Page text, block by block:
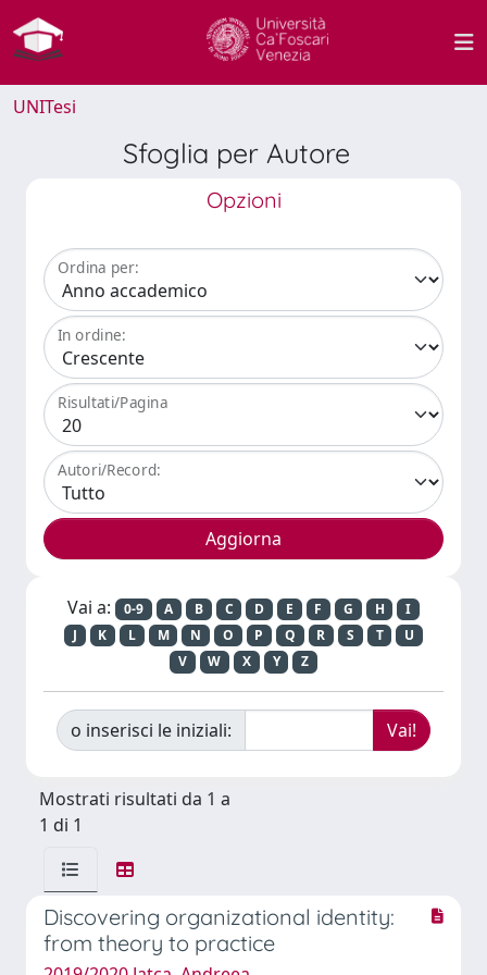
UNITesi
Sfoglia per Autore
Opzioni
Ordina per:
In ordine:
Risultati/Pagina
Autori/Record:
Vai a: 0-9 A B C D E F G H
I
J
K L M N O P Q R S T
U
V
W X Y Z
o inserisci le iniziali:
Mostrati risultati da 1 a
1 di 1
Discovering organizational identity:
from theory to practice